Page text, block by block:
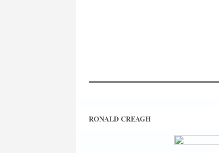
RONALD CREAGH